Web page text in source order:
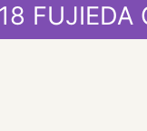
FUJIEDA